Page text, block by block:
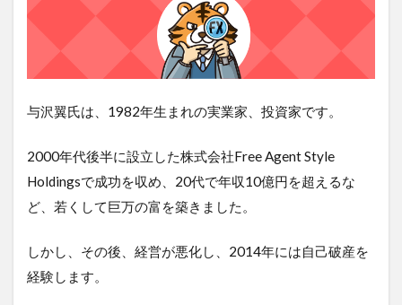
与沢翼氏は、1982年生まれの実業家、投資家です。
2000年代後半に設立した株式会社Free Agent Style
Holdingsで成功を収め、20代で年収10億円を超えるな
ど、若くして巨万の富を築きました。
しかし、その後、経営が悪化し、2014年には自己破産を
経験します。